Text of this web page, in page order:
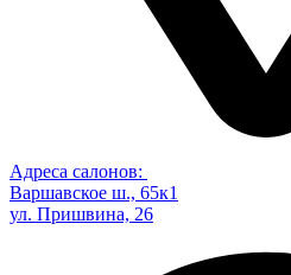
Адреса салонов:
Варшавское ш., 65к1
ул. Пришвина, 26